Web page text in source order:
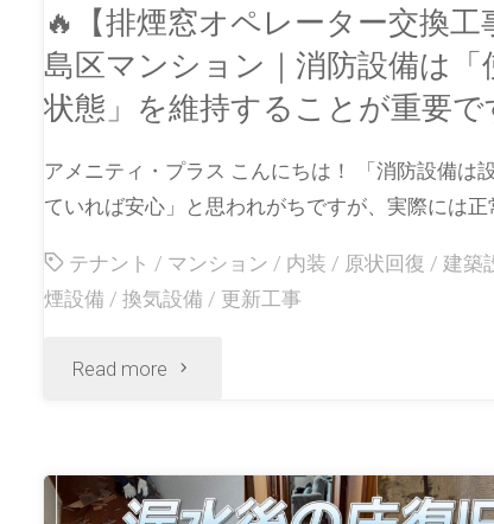
🔥【排煙窓オペレーター交換工
島区マンション｜消防設備は「
状態」を維持することが重要で
アメニティ・プラス こんにちは！ 「消防設備は
ていれば安心」と思われがちですが、実際には正
テナント / マンション / 内装 / 原状回復 / 建築
煙設備 / 換気設備 / 更新工事
Read more